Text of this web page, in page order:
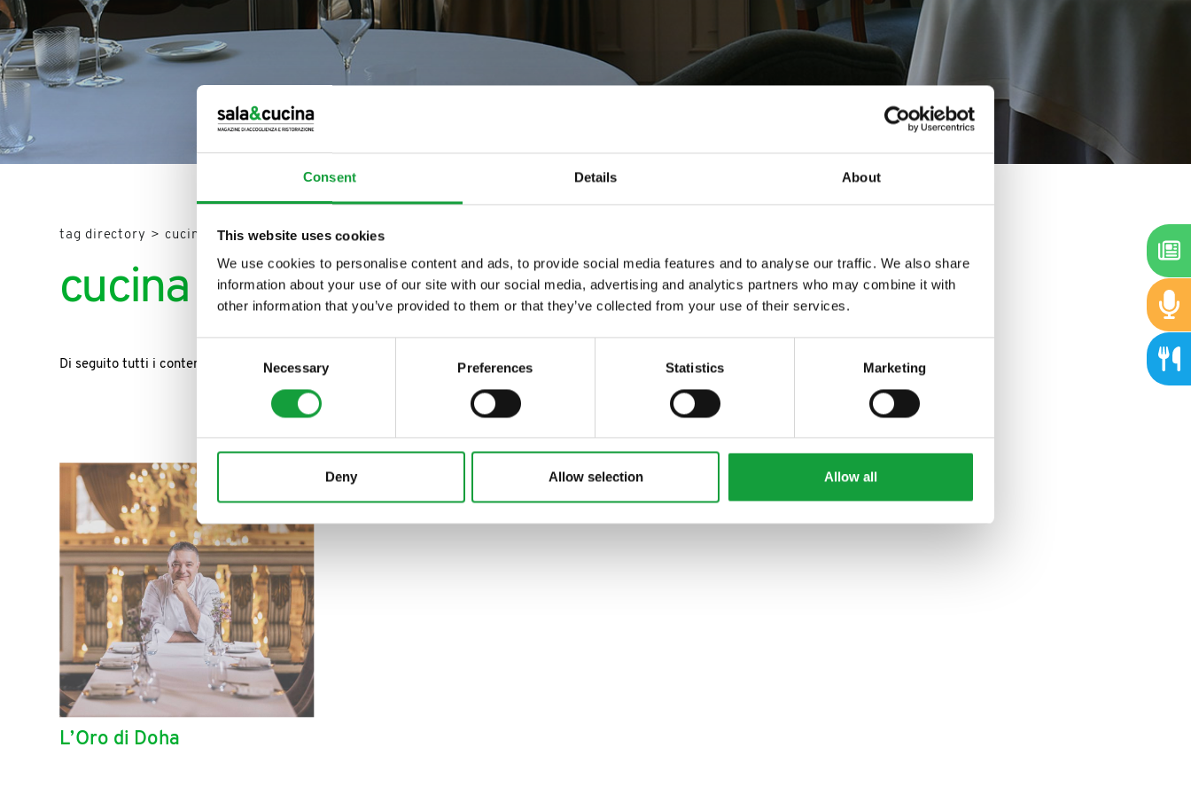
Consent Details About
This website uses cookies
We use cookies to personalise content and ads, to provide social media features and to analyse our traffic. We also share
information about your use of our site with our social media, advertising and analytics partners who may combine it with
other information that you’ve provided to them or that they’ve collected from your use of their services.
Necessary Preferences Statistics Marketing
Deny Allow selection Allow all
tag directory > cucina italiana nel mondo
cucina italiana nel mondo
Di seguito tutti i contenuti taggati con: cucina italiana nel mondo
ARTICOLI, ARTICOLI
L’Oro di Doha
ISCRIVITI ALLA
NEWSLETTER
Resta aggiornato su tutte le ultime novita nel